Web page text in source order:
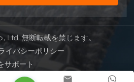
Ltd. 無断転載を禁じます。
イバシーポリシー
サポート